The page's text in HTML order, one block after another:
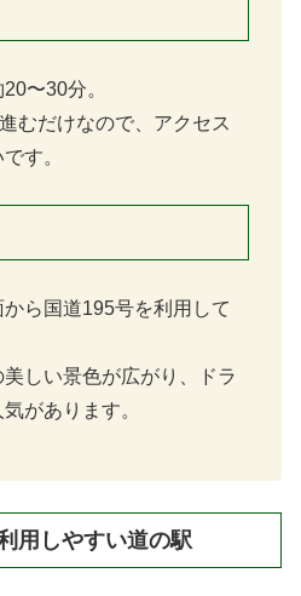
〜30分。
むだけなので、アクセス
す。
ら国道195号を利用して
しい景色が広がり、ドラ
があります。
用しやすい道の駅